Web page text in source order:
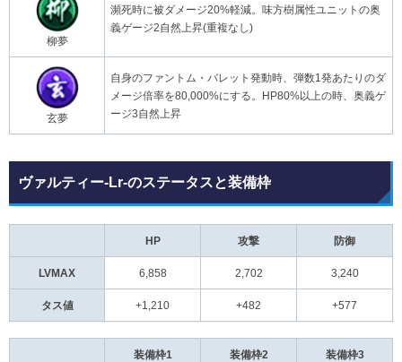
柳夢
瀕死時に被ダメージ20%軽減。味方樹属性ユニットの奥
義ゲージ2自然上昇(重複なし)
玄夢
自身のファントム・バレット発動時、弾数1発あたりのダ
メージ倍率を80,000%にする。HP80%以上の時、奥義ゲ
ージ3自然上昇
ヴァルティー-Lr-のステータスと装備枠
HP 攻撃 防御
LVMAX 6,858 2,702 3,240
タス値 +1,210 +482 +577
装備枠1 装備枠2 装備枠3